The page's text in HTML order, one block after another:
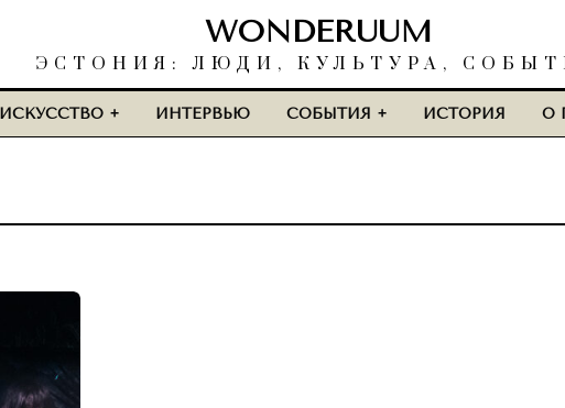
WONDERUUM
ЭСТОНИЯ: ЛЮДИ, КУЛЬТУРА,
ИСКУССТВО ИНТЕРВЬЮ СОБЫТИЯ ИСТОРИЯ О